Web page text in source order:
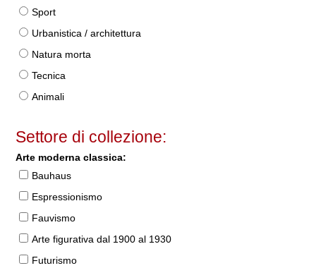
Sport
Urbanistica / architettura
Natura morta
Tecnica
Animali
Settore di collezione:
Arte moderna classica:
Bauhaus
Espressionismo
Fauvismo
Arte figurativa dal 1900 al 1930
Futurismo